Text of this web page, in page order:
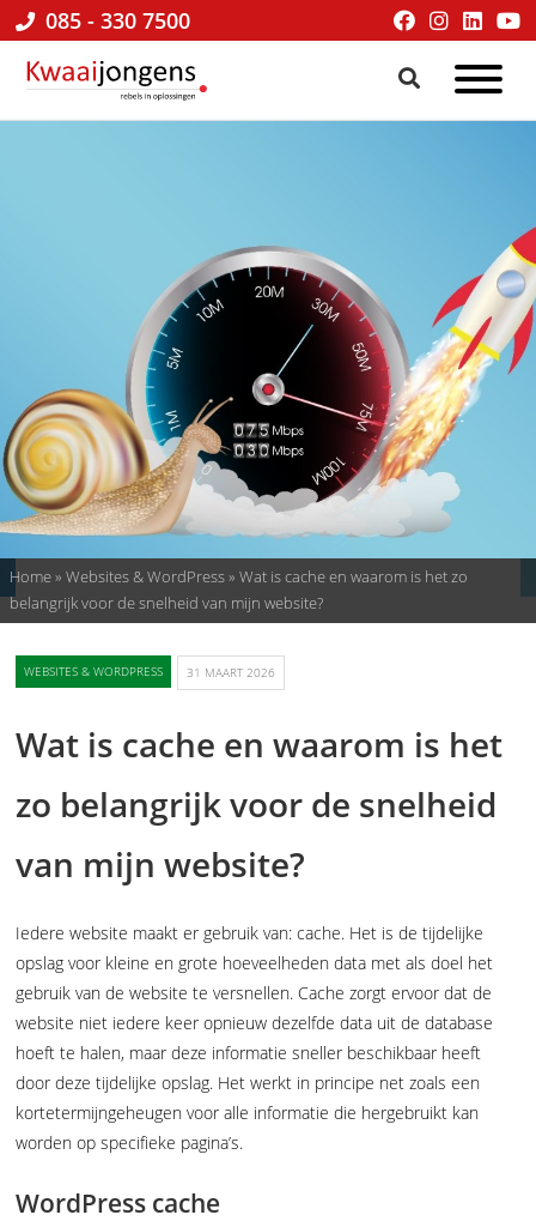
085 - 330 7500
Kwaaijongens
BLOG
kenniscafé
Home» Websites & WordPress» Wat is cache en waarom is het zo
belangrijk voor de snelheid van mijn website?
WEBSITES & WORDPRESS 31 MAART 2026
Wat is cache en waarom is het
zo belangrijk voor de snelheid
van mijn website?
Iedere website maakt er gebruik van: cache. Het is de tijdelijke
opslag voor kleine en grote hoeveelheden data met als doel het
gebruik van de website te versnellen. Cache zorgt ervoor dat de
website niet iedere keer opnieuw dezelfde data uit de database
hoeft te halen, maar deze informatie sneller beschikbaar heeft
door deze tijdelijke opslag. Het werkt in principe net zoals een
kortetermijngeheugen voor alle informatie die hergebruikt kan
worden op specifieke pagina’s.
WordPress cache